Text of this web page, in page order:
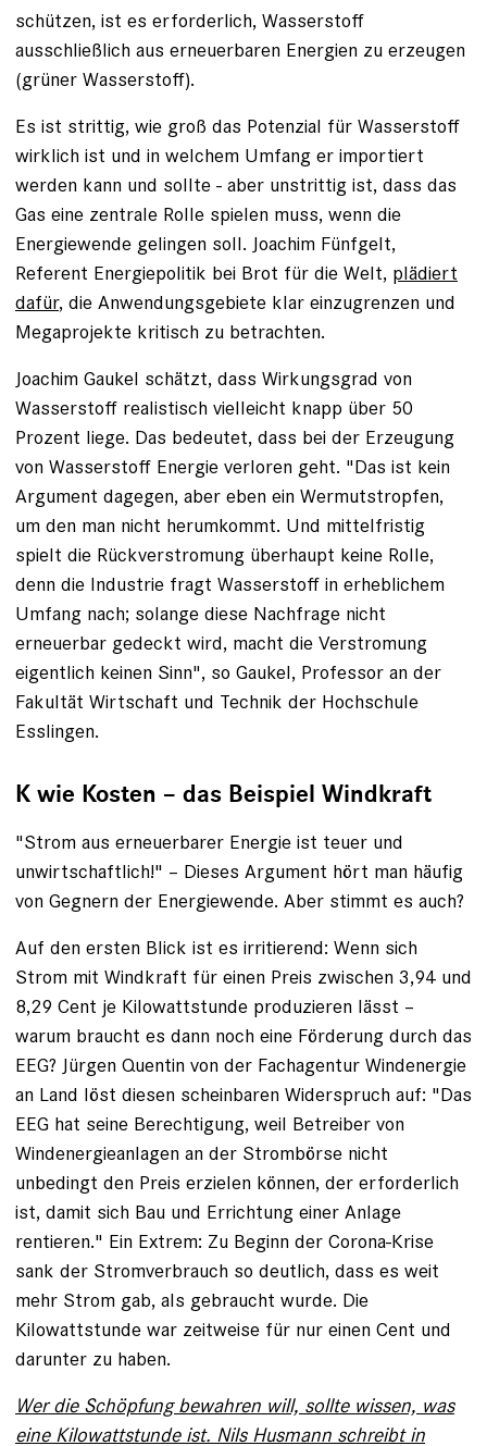
schützen, ist es erforderlich, Wasserstoff
ausschließlich aus erneuerbaren Energien zu erzeugen
(grüner Wasserstoff).
Es ist strittig, wie groß das Potenzial für Wasserstoff
wirklich ist und in welchem Umfang er importiert
werden kann und sollte - aber unstrittig ist, dass das
Gas eine zentrale Rolle spielen muss, wenn die
Energiewende gelingen soll. Joachim Fünfgelt,
Referent Energiepolitik bei Brot für die Welt, plädiert
dafür, die Anwendungsgebiete klar einzugrenzen und
Megaprojekte kritisch zu betrachten.
Joachim Gaukel schätzt, dass Wirkungsgrad von
Wasserstoff realistisch vielleicht knapp über 50
Prozent liege. Das bedeutet, dass bei der Erzeugung
von Wasserstoff Energie verloren geht. "Das ist kein
Argument dagegen, aber eben ein Wermutstropfen,
um den man nicht herumkommt. Und mittelfristig
spielt die Rückverstromung überhaupt keine Rolle,
denn die Industrie fragt Wasserstoff in erheblichem
Umfang nach; solange diese Nachfrage nicht
erneuerbar gedeckt wird, macht die Verstromung
eigentlich keinen Sinn", so Gaukel, Professor an der
Fakultät Wirtschaft und Technik der Hochschule
Esslingen.
K wie Kosten – das Beispiel Windkraft
"Strom aus erneuerbarer Energie ist teuer und
unwirtschaftlich!" – Dieses Argument hört man häufig
von Gegnern der Energiewende. Aber stimmt es auch?
Auf den ersten Blick ist es irritierend: Wenn sich
Strom mit Windkraft für einen Preis zwischen 3,94 und
8,29 Cent je Kilowattstunde produzieren lässt –
warum braucht es dann noch eine Förderung durch das
EEG? Jürgen Quentin von der Fachagentur Windenergie
an Land löst diesen scheinbaren Widerspruch auf: "Das
EEG hat seine Berechtigung, weil Betreiber von
Windenergieanlagen an der Strombörse nicht
unbedingt den Preis erzielen können, der erforderlich
ist, damit sich Bau und Errichtung einer Anlage
rentieren." Ein Extrem: Zu Beginn der Corona-Krise
sank der Stromverbrauch so deutlich, dass es weit
mehr Strom gab, als gebraucht wurde. Die
Kilowattstunde war zeitweise für nur einen Cent und
darunter zu haben.
Wer die Schöpfung bewahren will, sollte wissen, was
eine Kilowattstunde ist. Nils Husmann schreibt in